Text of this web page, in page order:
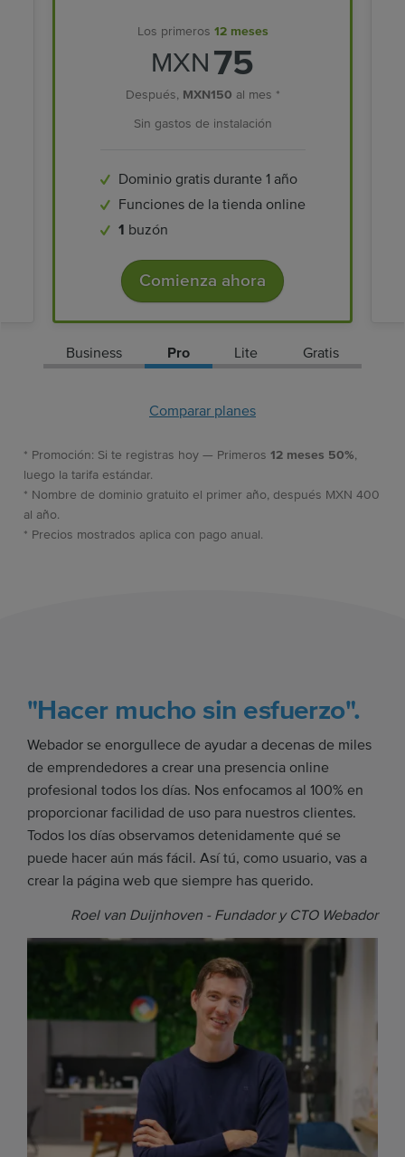
Los primeros 12 meses
MXN75
Después, MXN150 al mes *
Sin gastos de instalación
Dominio gratis durante 1 año
Funciones de la tienda online
1 buzón
Comienza ahora
Business Pro Lite Gratis
Comparar planes
* Promoción: Si te registras hoy — Primeros 12 meses 50%,
luego la tarifa estándar.
* Nombre de dominio gratuito el primer año, después MXN 400
al año.
* Precios mostrados aplica con pago anual.
"Hacer mucho sin esfuerzo".
Webador se enorgullece de ayudar a decenas de miles
de emprendedores a crear una presencia online
profesional todos los días. Nos enfocamos al 100% en
proporcionar facilidad de uso para nuestros clientes.
Todos los días observamos detenidamente qué se
puede hacer aún más fácil. Así tú, como usuario, vas a
crear la página web que siempre has querido.
Roel van Duijnhoven - Fundador y CTO Webador